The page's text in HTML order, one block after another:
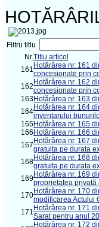
Filtru titlu
Nr.Titlu articol
161 Hotărârea nr. 161
concesionate prin
162 Hotărârea nr. 162
concesionate prin
163Hotărârea nr. 163
164Hotărârea nr. 164
inventarului
165Hotărârea nr. 165
166 Hotărârea nr. 166
167 Hotărârea nr. 167
gratuita pe durata
168Hotărârea nr. 168
gratuita pe durata
169Hotărârea nr. 169
proprietatea privată
170Hotărârea nr. 170
modificarea Actului
171 Hotărârea nr. 171
Sarat pentru anul
Hotărârea nr. 172